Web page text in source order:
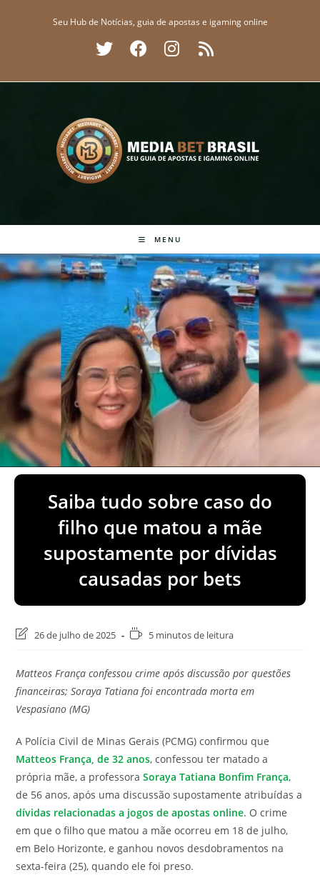
Seu Hub de Notícias, guia de apostas e igaming online
MENU
Saiba tudo sobre caso do
filho que matou a mãe
supostamente por dívidas
causadas por bets
Última
post:
26 de julho de 2025
Tempo5 minutos de leitura
Matteos França confessou crime após discussão por questões
financeiras; Soraya Tatiana foi encontrada morta em
Vespasiano (MG)
A Polícia Civil de Minas Gerais (PCMG) confirmou que
Matteos França, de 32 anos, confessou ter matado a
própria mãe, a professoraSoraya Tatiana Bonfim França,
de 56 anos, após uma discussão supostamente atribuídas a
dívidas relacionadas a jogos de apostas online. O crime
em que o filho que matou a mãe ocorreu em 18 de julho,
em Belo Horizonte, e ganhou novos desdobramentos na
sexta-feira (25), quando ele foi preso.